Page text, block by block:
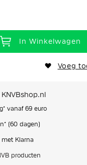
In Winkelwagen
Voeg
vanaf 69 euro
(60 dagen)
Klarna
producten